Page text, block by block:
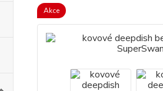
Akce